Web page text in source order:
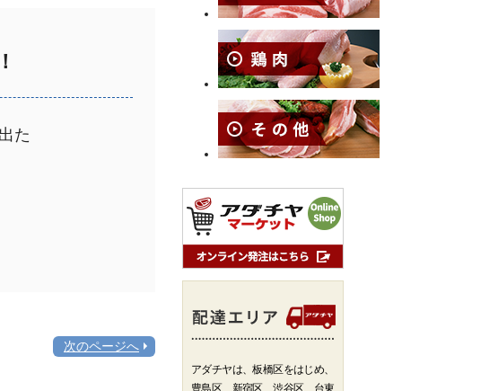
た
次のページへ
アダチヤは、板橋区をはじめ、
豊島区、新宿区、渋谷区、台東